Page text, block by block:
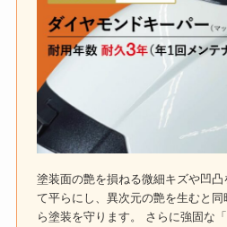
塗装面の艶を損ねる微細キズや凹
て平らにし、異次元の艶を生むと
ら塗装を守ります。 さらに強固な